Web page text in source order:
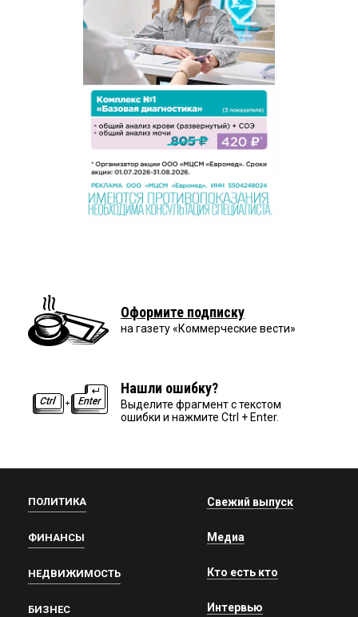
Оформите подписку
на газету «Коммерческие вести»
Нашли ошибку?
Выделите фрагмент с текстом
ошибки и нажмите Ctrl + Enter.
ПОЛИТИКА
ФИНАНСЫ
НЕДВИЖИМОСТЬ
БИЗНЕС
Свежий выпуск
Медиа
Кто есть кто
Интервью